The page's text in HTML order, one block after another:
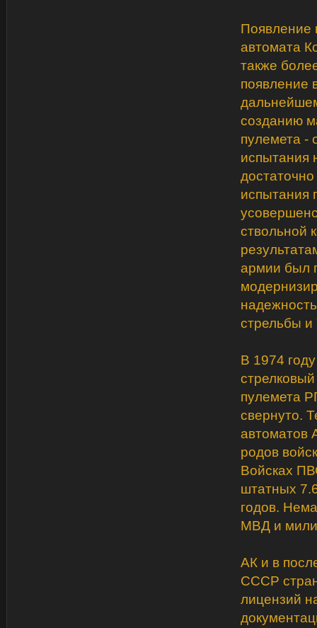
Появление
автомата
также
появление
созданию
пулемета -
испытания
испытания
ствольной
армии был
стрельбы
В 1974
пулемета
свернуто.
автоматов
родов
Войсках
штатных
годов.
МВД и
АК и в
СССР
лицензий